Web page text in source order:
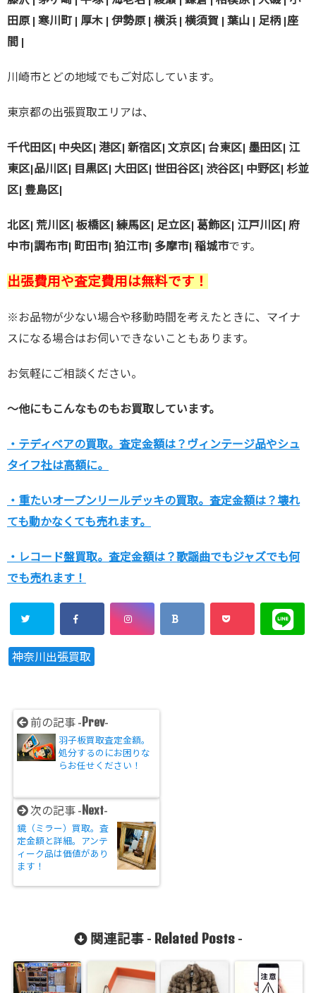
田原 | 寒川町 | 厚木 | 伊勢原 | 横浜 | 横須賀 | 葉山 | 足柄 |座
間 |
川崎市とどの地域でもご対応しています。
東京都の出張買取エリアは、
千代田区| 中央区| 港区| 新宿区| 文京区| 台東区| 墨田区| 江
東区|品川区| 目黒区| 大田区| 世田谷区| 渋谷区| 中野区| 杉並
区| 豊島区|
北区| 荒川区| 板橋区| 練馬区| 足立区| 葛飾区| 江戸川区| 府
中市|調布市| 町田市| 狛江市| 多摩市| 稲城市です。
出張費用や査定費用は無料です！
※お品物が少ない場合や移動時間を考えたときに、マイナ
スになる場合はお伺いできないこともあります。
お気軽にご相談ください。
～他にもこんなものもお買取しています。
・テディベアの買取。査定金額は？ヴィンテージ品やシュ
タイフ社は高額に。
・重たいオープンリールデッキの買取。査定金額は？壊れ
ても動かなくても売れます。
・レコード盤買取。査定金額は？歌謡曲でもジャズでも何
でも売れます！
神奈川出張買取
前の記事 -Prev-
羽子板買取査定金額。
処分するのにお困りな
らお任せください！
次の記事 -Next-
鏡（ミラー）買取。査
定金額と詳細。アンテ
ィーク品は価値があり
ます！
関連記事 - Related Posts-